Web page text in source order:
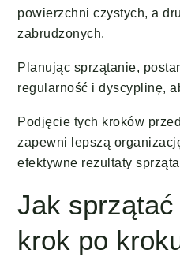
powierzchni czystych, a
zabrudzonych.
Planując sprzątanie,
regularność i dyscyplinę,
Podjęcie tych kroków
zapewni lepszą
efektywne rezultaty
Jak
krok po